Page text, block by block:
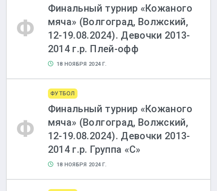
Ф
Финальный турнир «Кожаного
мяча» (Волгоград, Волжский,
12-19.08.2024). Девочки 2013-
2014 г.р. Плей-офф
18 НОЯБРЯ 2024 Г.
Ф
ФУТБОЛ
Финальный турнир «Кожаного
мяча» (Волгоград, Волжский,
12-19.08.2024). Девочки 2013-
2014 г.р. Группа «С»
18 НОЯБРЯ 2024 Г.